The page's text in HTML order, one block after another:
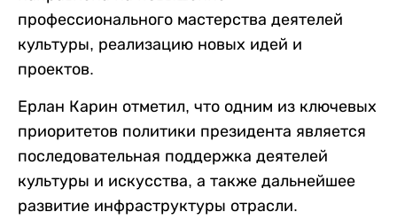
профессионального мастерства деятелей
культуры, реализацию новых идей и
проектов.
Ерлан Карин отметил, что одним из ключевых
приоритетов политики президента является
последовательная поддержка деятелей
культуры и искусства, а также дальнейшее
развитие инфраструктуры отрасли.